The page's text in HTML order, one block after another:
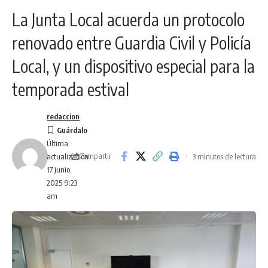
La Junta Local acuerda un protocolo
renovado entre Guardia Civil y Policía
Local, y un dispositivo especial para la
temporada estival
Última
actualización
17 junio,
2025 9:23
am
redaccion
Compartir 3 minutos de lectura